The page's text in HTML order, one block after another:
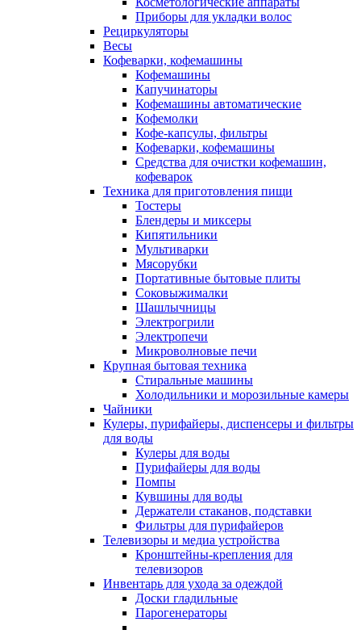
Приборы для укладки волос
Рециркуляторы
Весы
Кофеварки, кофемашины
Кофемашины
Капучинаторы
Кофемашины автоматические
Кофемолки
Кофе-капсулы, фильтры
Кофеварки, кофемашины
Средства для очистки кофемашин,
кофеварок
Техника для приготовления пищи
Тостеры
Блендеры и миксеры
Кипятильники
Мультиварки
Мясорубки
Портативные бытовые плиты
Соковыжималки
Шашлычницы
Электрогрили
Электропечи
Микроволновые печи
Крупная бытовая техника
Стиральные машины
Холодильники и морозильные камеры
Чайники
Кулеры, пурифайеры, диспенсеры и фильтры
для воды
Кулеры для воды
Пурифайеры для воды
Помпы
Кувшины для воды
Держатели стаканов, подставки
Фильтры для пурифайеров
Телевизоры и медиа устройства
Кронштейны-крепления для
телевизоров
Инвентарь для ухода за одеждой
Доски гладильные
Парогенераторы